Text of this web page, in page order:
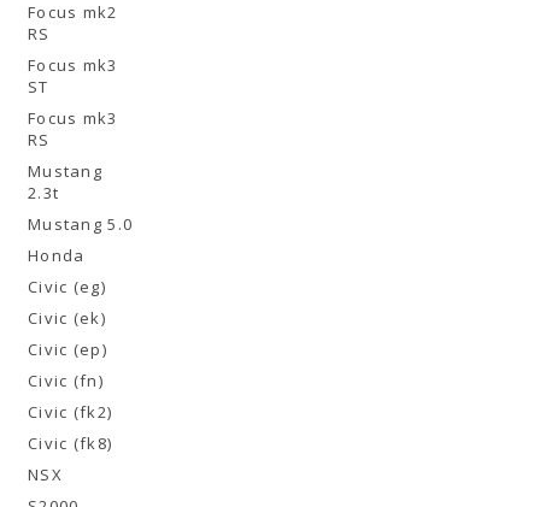
Focus mk2
RS
Focus mk3
ST
Focus mk3
RS
Mustang
2.3t
Mustang 5.0
Honda
Civic (eg)
Civic (ek)
Civic (ep)
Civic (fn)
Civic (fk2)
Civic (fk8)
NSX